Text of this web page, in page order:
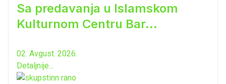
Sa predavanja u Islamskom
Kulturnom Centru Bar...
02. Avgust. 2026.
Detaljnije...